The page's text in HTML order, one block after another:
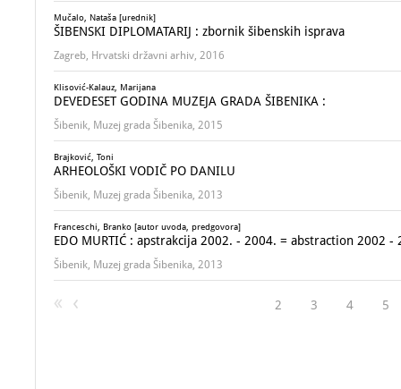
Mučalo, Nataša [urednik]
ŠIBENSKI DIPLOMATARIJ : zbornik šibenskih isprava
Zagreb, Hrvatski državni arhiv, 2016
Klisović-Kalauz, Marijana
DEVEDESET GODINA MUZEJA GRADA ŠIBENIKA :
Šibenik, Muzej grada Šibenika, 2015
Brajković, Toni
ARHEOLOŠKI VODIČ PO DANILU
Šibenik, Muzej grada Šibenika, 2013
Franceschi, Branko [autor uvoda, predgovora]
EDO MURTIĆ : apstrakcija 2002. - 2004. = abstraction 2002 -
Šibenik, Muzej grada Šibenika, 2013
2 3 4 5